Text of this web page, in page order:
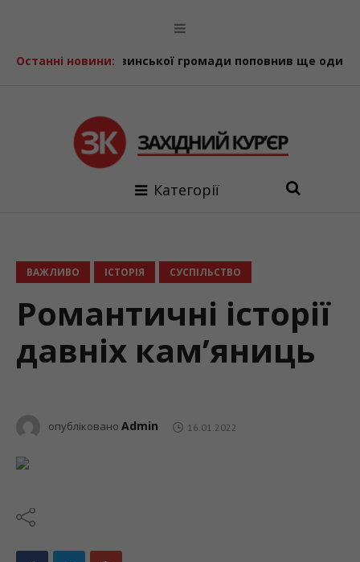
Останні новини:громади поповнив ще один шкільний автобус
Категорії
ВАЖЛИВО ІСТОРІЯ СУСПІЛЬСТВО
Романтичні історії
давніх кам’яниць
опубліковано Admin 16.01.2022